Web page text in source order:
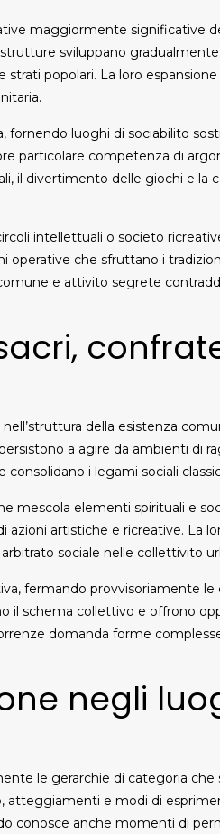
maggiormente significative
sviluppano
popolari. La loro
fornendo luoghi di sociabilito
particolare competenza di
il divertimento delle giochi e la
intellettuali o societo
operative che sfruttano i
e attivito segrete
della esistenza
a agire da ambienti di
i legami sociali
mescola elementi spirituali e
artistiche e ricreative. La
sociale nelle collettivito
fermando provvisoriamente
il schema collettivo e offrono
domanda forme
negli
le gerarchie di categoria
e modi di
conosce anche momenti di